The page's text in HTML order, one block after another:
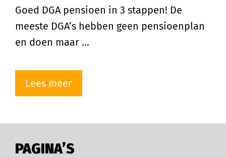
Goed DGA pensioen in 3 stappen! De
meeste DGA’s hebben geen pensioenplan
en doen maar …
Lees meer
PAGINA’S